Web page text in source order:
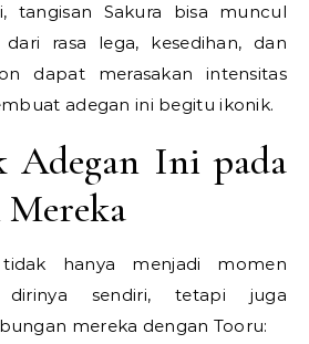
tangisan Sakura bisa muncul
rasa lega, kesedihan, dan
dapat merasakan intensitas
adegan ini begitu ikonik.
Adegan Ini pada
tidak hanya menjadi momen
dirinya sendiri, tetapi juga
mereka dengan Tooru: